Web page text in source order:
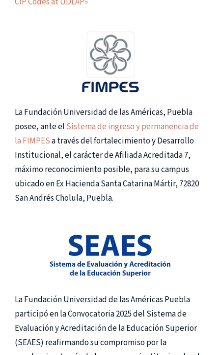
La Fundación Universidad de las Américas, Puebla
posee, ante el Sistema de ingreso y permanencia de
la FIMPESa través del fortalecimiento y Desarrollo
Institucional, el carácter de Afiliada Acreditada 7,
máximo reconocimiento posible, para su campus
ubicado en Ex Hacienda Santa Catarina Mártir, 72820
San Andrés Cholula, Puebla.
La Fundación Universidad de las Américas Puebla
participó en la Convocatoria 2025 del Sistema de
Evaluación y Acreditación de la Educación Superior
(SEAES) reafirmando su compromiso por la